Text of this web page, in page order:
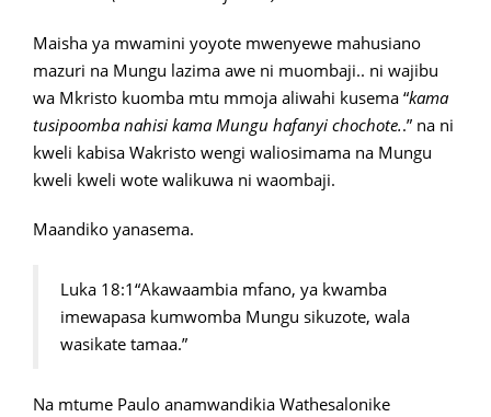
Maisha ya mwamini yoyote mwenyewe mahusiano
mazuri na Mungu lazima awe ni muombaji.. ni wajibu
wa Mkristo kuomba mtu mmoja aliwahi kusema “kama
tusipoomba nahisi kama Mungu hafanyi chochote..” na ni
kweli kabisa Wakristo wengi waliosimama na Mungu
kweli kweli wote walikuwa ni waombaji.
Maandiko yanasema.
Luka 18:1“Akawaambia mfano, ya kwamba
imewapasa kumwomba Mungu sikuzote, wala
wasikate tamaa.”
Na mtume Paulo anamwandikia Wathesalonike